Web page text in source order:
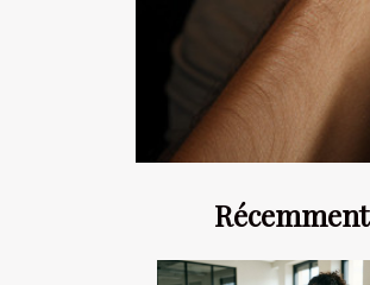
Récemment